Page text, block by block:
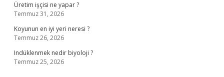
Üretim işçisi ne yapar ?
Temmuz 31, 2026
Koyunun en iyi yeri neresi ?
Temmuz 26, 2026
Indüklenmek nedir biyoloji ?
Temmuz 25, 2026